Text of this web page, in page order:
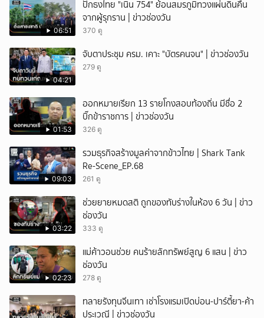
06:51
ปักธงไทย "เนิน 754" ย้อนสมรภูมิทวงแผ่นดินคืน
จากผู้รุกราน | ข่าวช่องวัน
370 ดู
04:21
จับตาประชุม ครม. เคาะ "บัตรคนจน" | ข่าวช่องวัน
279 ดู
01:53
ออกหมายเรียก 13 รายโกงสอบท้องถิ่น มีชื่อ 2
บิ๊กข้าราชการ | ข่าวช่องวัน
326 ดู
09:03
รวมธุรกิจสร้างมูลค่าจากข้าวไทย | Shark Tank
Re-Scene_EP.68
261 ดู
03:22
ช่วยยายหมดสติ ถูกของทับร่างในห้อง 6 วัน | ข่าว
ช่องวัน
333 ดู
02:23
แม่ค้าวอนช่วย คนร้ายลักทรัพย์สูญ 6 แสน | ข่าว
ช่องวัน
278 ดู
ทลายรังทุนจีนเทา เช่าโรงแรมเปิดบ่อน-ปาร์ตี้ยา-ค้า
ประเวณี | ข่าวช่องวัน